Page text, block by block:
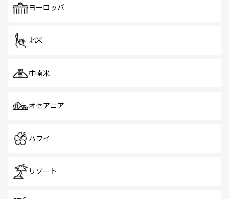
で、ホーカーズは地元の風情を楽しめる外せないスポット
ヨーロッパ
北米
中南米
オセアニア
ハワイ
リゾート